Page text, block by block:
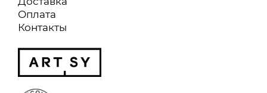
Оплата
Контакты